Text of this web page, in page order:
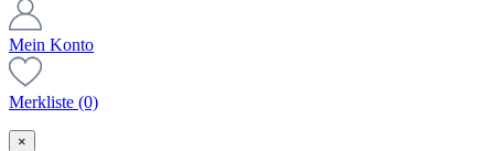
Mein Konto
Merkliste (0)
×